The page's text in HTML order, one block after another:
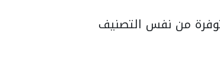
من نفس التصنيف